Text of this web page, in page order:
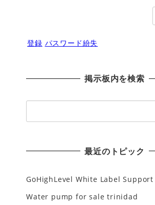
登録 パスワード紛失
掲示板内を検索
索
最近のトピック
GoHighLevel White Label Support
Water pump for sale trinidad